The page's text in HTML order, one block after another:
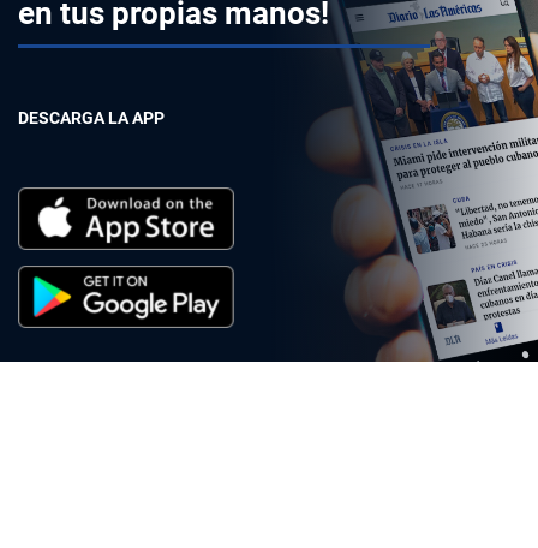
en tus propias manos!
DESCARGA LA APP